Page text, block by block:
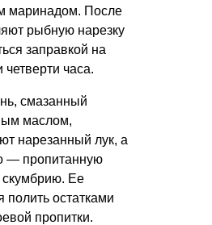
маринадом. После
рыбную нарезку
заправкой на
часа.
смазанный
маслом,
нарезанный лук, а
— пропитанную
Ее
полить остатками
пропитки.